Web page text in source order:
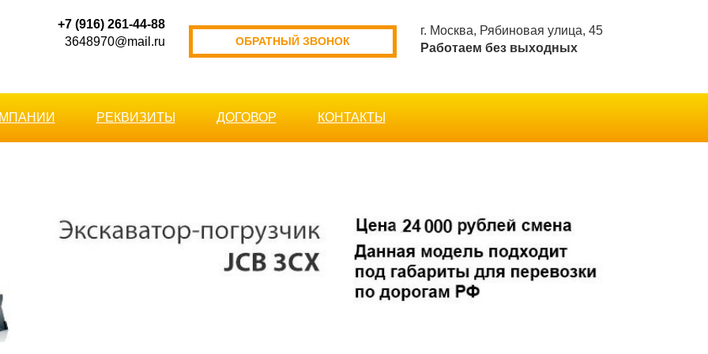
+7 (916) 261-44-88
3648970@mail.ru
ОБРАТНЫЙ ЗВОНОК
г. Москва, Рябиновая улица, 45
Работаем без выходных
РЕКВИЗИТЫ ДОГОВОР КОНТАКТЫ